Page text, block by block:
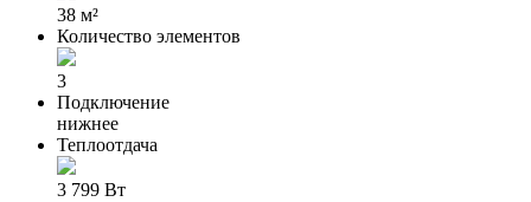
38 м²
Количество элементов
3
Подключение
нижнее
Теплоотдача
3 799 Вт